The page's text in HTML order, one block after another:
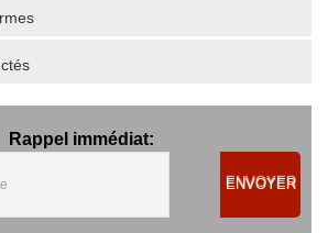
Rappel immédiat:
ENVOYER